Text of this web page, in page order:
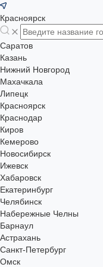
Красноярск
Саратов
Казань
Нижний Новгород
Махачкала
Липецк
Красноярск
Краснодар
Киров
Кемерово
Новосибирск
Ижевск
Хабаровск
Екатеринбург
Челябинск
Набережные Челны
Барнаул
Астрахань
Санкт-Петербург
Омск